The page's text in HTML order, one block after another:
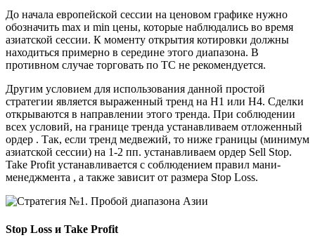
До начала европейской сессии на ценовом графике нужно
обозначить max и min цены, которые наблюдались во время
азиатской сессии. К моменту открытия котировки должны
находиться примерно в середине этого диапазона. В
противном случае торговать по ТС не рекомендуется.
Другим условием для использования данной простой
стратегии является выраженный тренд на H1 или Н4. Сделки
открываются в направлении этого тренда. При соблюдении
всех условий, на границе тренда устанавливаем отложенный
ордер . Так, если тренд медвежий, то ниже границы (минимум
азиатской сессии) на 1-2 пп. устанавливаем ордер Sell Stop.
Take Profit устанавливается с соблюдением правил мани-
менеджмента , а также зависит от размера Stop Loss.
Stop Loss и Take Profit